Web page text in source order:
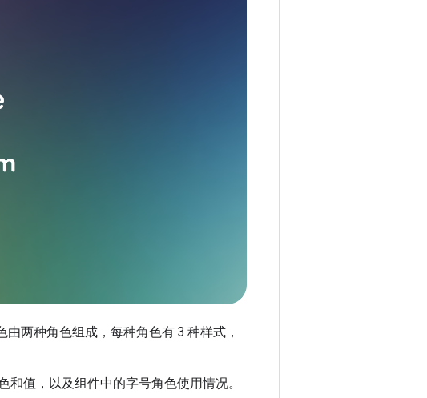
两种角色组成，每种角色有 3 种样式，
和值，以及组件中的字号角色使用情况。